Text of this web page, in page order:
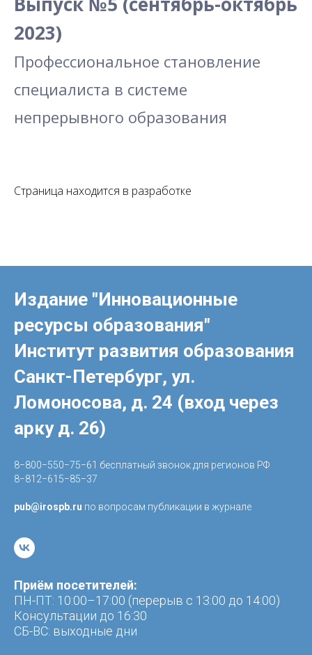
2023)
Профессиональное становление
специалиста в системе
непрерывного образования
Страница находится в разработке
Издание "Инновационные
ресурсы образования"
Институт развития образования
Санкт-Петербург, ул.
Ломоносова, д. 24 (вход через
арку д. 26)
8−800−550−75−61 бесплатный звонок для регионов РФ
8−812−615−85−37
pub@irospb.ru по вопросам публикации в журнале
Приём посетителей:
ПН-ПТ: 10:00–17:00 (перерыв с 13:00 до 14:00)
Консультации до 16:30
CБ-ВС: выходные дни